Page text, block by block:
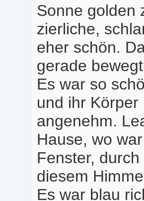
Sonne golden
zierliche,
eher schön.
gerade
Es war so
und ihr
angenehm.
Hause, wo
Fenster,
diesem
Es war blau